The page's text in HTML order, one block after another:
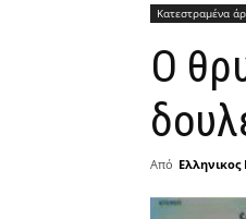
Κατεστραμένα
Ο
Από